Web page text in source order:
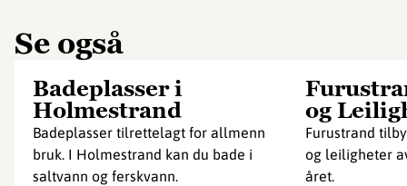
Se også
Badeplasser i
Holmestrand
Badeplasser tilrettelagt for allmenn
bruk. I Holmestrand kan du bade i
saltvann og ferskvann.
og
Furustrand
og leiligheter
året.